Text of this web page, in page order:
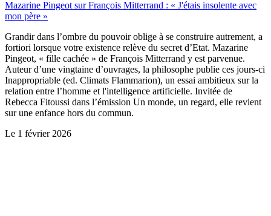
Mazarine Pingeot sur François Mitterrand : « J'étais insolente avec
mon père »
Grandir dans l’ombre du pouvoir oblige à se construire autrement, a
fortiori lorsque votre existence relève du secret d’Etat. Mazarine
Pingeot, « fille cachée » de François Mitterrand y est parvenue.
Auteur d’une vingtaine d’ouvrages, la philosophe publie ces jours-ci
Inappropriable (ed. Climats Flammarion), un essai ambitieux sur la
relation entre l’homme et l'intelligence artificielle. Invitée de
Rebecca Fitoussi dans l’émission Un monde, un regard, elle revient
sur une enfance hors du commun.
Le 1 février 2026